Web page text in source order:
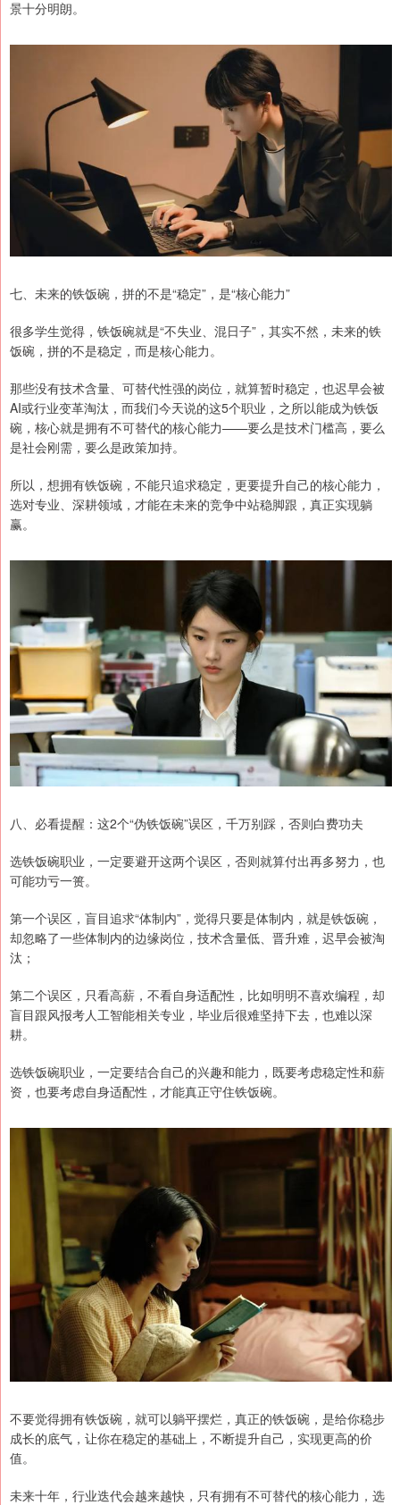
景十分明朗。
七、未来的铁饭碗，拼的不是“稳定”，是“核心能力”
很多学生觉得，铁饭碗就是“不失业、混日子”，其实不然，未来的铁
饭碗，拼的不是稳定，而是核心能力。
那些没有技术含量、可替代性强的岗位，就算暂时稳定，也迟早会被
AI或行业变革淘汰，而我们今天说的这5个职业，之所以能成为铁饭
碗，核心就是拥有不可替代的核心能力——要么是技术门槛高，要么
是社会刚需，要么是政策加持。
所以，想拥有铁饭碗，不能只追求稳定，更要提升自己的核心能力，
选对专业、深耕领域，才能在未来的竞争中站稳脚跟，真正实现躺
赢。
八、必看提醒：这2个“伪铁饭碗”误区，千万别踩，否则白费功夫
选铁饭碗职业，一定要避开这两个误区，否则就算付出再多努力，也
可能功亏一篑。
第一个误区，盲目追求“体制内”，觉得只要是体制内，就是铁饭碗，
却忽略了一些体制内的边缘岗位，技术含量低、晋升难，迟早会被淘
汰；
第二个误区，只看高薪，不看自身适配性，比如明明不喜欢编程，却
盲目跟风报考人工智能相关专业，毕业后很难坚持下去，也难以深
耕。
选铁饭碗职业，一定要结合自己的兴趣和能力，既要考虑稳定性和薪
资，也要考虑自身适配性，才能真正守住铁饭碗。
不要觉得拥有铁饭碗，就可以躺平摆烂，真正的铁饭碗，是给你稳步
成长的底气，让你在稳定的基础上，不断提升自己，实现更高的价
值。
未来十年，行业迭代会越来越快，只有拥有不可替代的核心能力，选